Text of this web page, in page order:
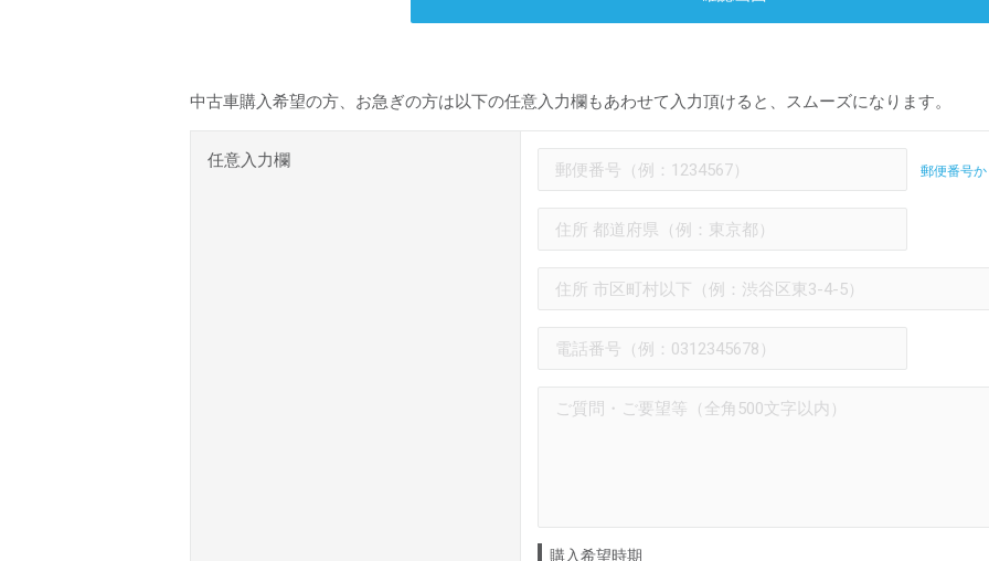
中古車購入希望の方、お急ぎの方は以下の任意入力欄もあわせて入力頂けると、スムーズになります。
任意入力欄
郵便番号
購入希望時期